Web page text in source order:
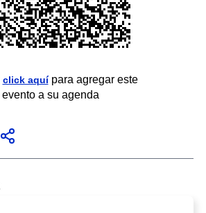
click aquípara agregar este
evento a su agenda